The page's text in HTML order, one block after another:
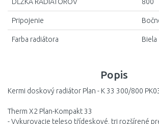
Popis
Kermi doskový radiátor Plan - K 33 300/800
Therm X2 Plan-Kompakt 33
- Vykurovacie teleso třídeskové, tri rozšírené
Pripojenie
Farba radiátora Biela